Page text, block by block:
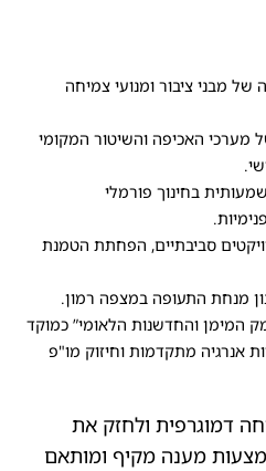
של מבני ציבור ומנועי צמיחה
מערכי האכיפה והשיטור המקומי
בחינוך פורמלי
סביבתיים, הפחתת הטמנת
מנחת התעופה במצפה רמון.
המימן והחדשנות הלאומי” כמוקד
אנרגיה מתקדמות וחיזוק מו"פ
דמוגרפית ולחזק את
מענה מקיף ומותאם